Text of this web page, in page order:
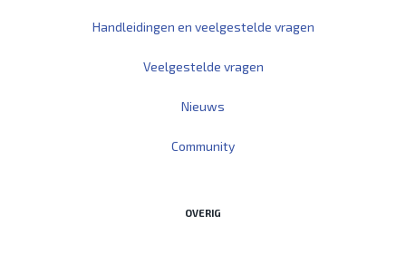
Handleidingen en veelgestelde vragen
Veelgestelde vragen
Nieuws
Community
OVERIG